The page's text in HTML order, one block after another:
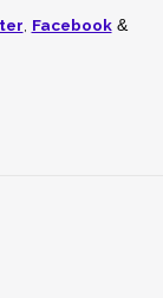
Facebook&